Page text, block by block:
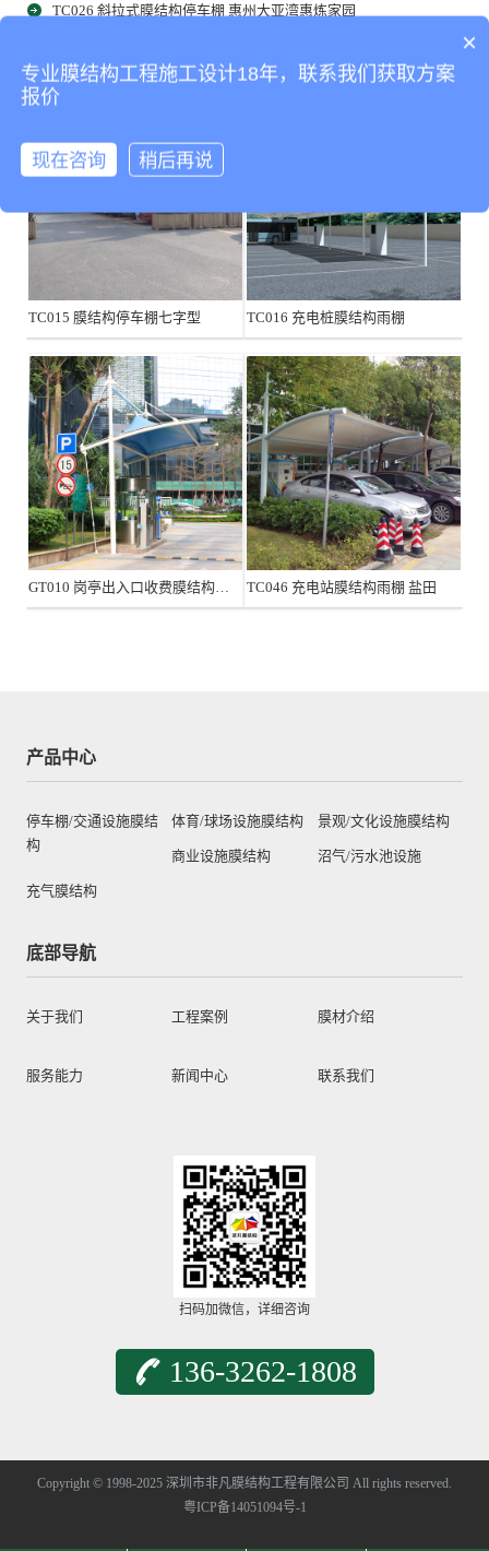
TC026 斜拉式膜结构停车棚 惠州大亚湾惠炼家园
TC015 膜结构停车棚七字型 TC016 充电桩膜结构雨棚
GT010 岗亭出入口收费膜结构雨棚 飞亚达大厦 TC046 充电站膜结构雨棚 盐田
产品中心
停车棚/交通设施膜结
构
体育/球场设施膜结构 景观/文化设施膜结构
商业设施膜结构 沼气/污水池设施
充气膜结构
底部导航
关于我们 工程案例 膜材介绍
服务能力 新闻中心 联系我们
扫码加微信，详细咨询
136-3262-1808
Copyright © 1998-2025 深圳市非凡膜结构工程有限公司 All rights reserved.
粤ICP备14051094号-1
×
专业膜结构工程施工设计18年，联系我们获取方案
报价
现在咨询 稍后再说